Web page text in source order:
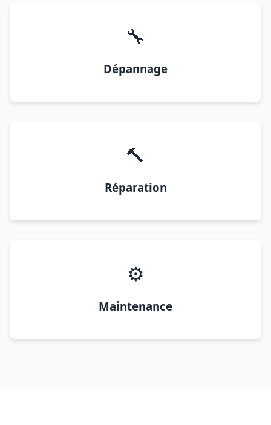
🔧
Dépannage
🔨
Réparation
⚙️
Maintenance